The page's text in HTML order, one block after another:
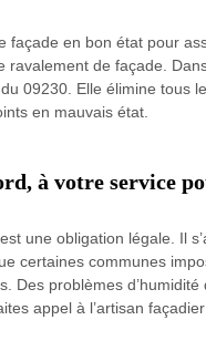
façade en bon état pour
ravalement de façade.
09230. Elle élimine tous
en mauvais état.
à votre service
une obligation légale. Il
certaines communes
Des problèmes
appel à l’artisan